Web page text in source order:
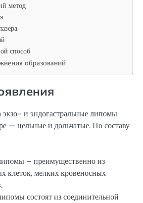
метод
способ
образований
и эндогастральные липомы
— цельные и дольчатые. По составу
– преимущественно из
клеток, мелких кровеносных
состоят из соединительной